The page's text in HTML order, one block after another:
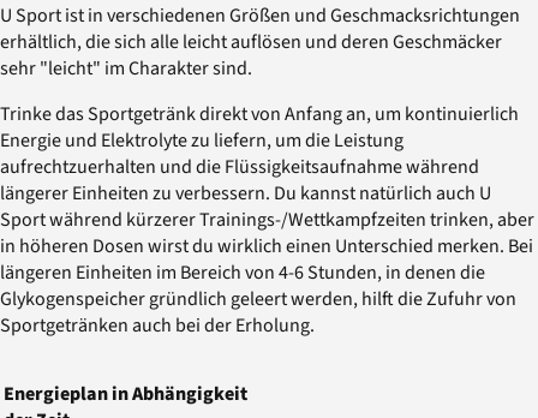
U Sport ist in verschiedenen Größen und Geschmacksrichtungen
erhältlich, die sich alle leicht auflösen und deren Geschmäcker
sehr "leicht" im Charakter sind.
Trinke das Sportgetränk direkt von Anfang an, um kontinuierlich
Energie und Elektrolyte zu liefern, um die Leistung
aufrechtzuerhalten und die Flüssigkeitsaufnahme während
längerer Einheiten zu verbessern. Du kannst natürlich auch U
Sport während kürzerer Trainings-/Wettkampfzeiten trinken, aber
in höheren Dosen wirst du wirklich einen Unterschied merken. Bei
längeren Einheiten im Bereich von 4-6 Stunden, in denen die
Glykogenspeicher gründlich geleert werden, hilft die Zufuhr von
Sportgetränken auch bei der Erholung.
Energieplan in Abhängigkeit